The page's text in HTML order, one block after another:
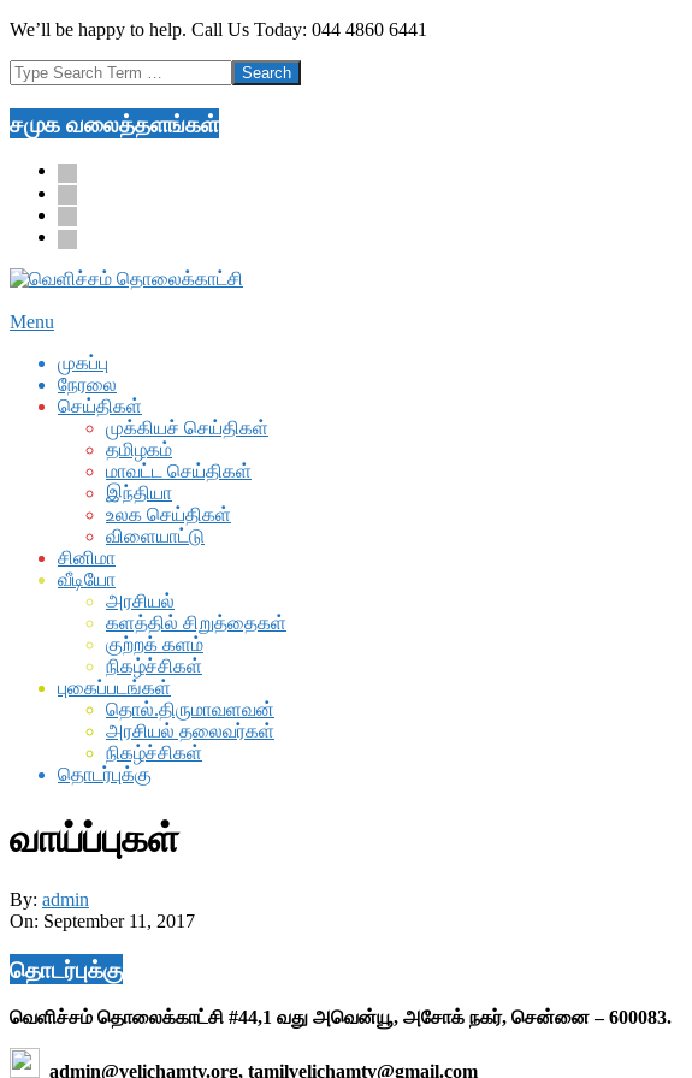
Skip
content
We’ll be happy to help. Call Us Today: 044 4860 6441
Search
சமுக வலைத்தளங்கள்
facebook
twitter
youtube
google
Secondary
Menu
Menu
முகப்பு
நேரலை
செய்திகள்
முக்கியச் செய்திகள்
தமிழகம்
மாவட்ட செய்திகள்
இந்தியா
உலக செய்திகள்
விளையாட்டு
சினிமா
வீடியோ
அரசியல்
களத்தில் சிறுத்தைகள்
குற்றக் களம்
நிகழ்ச்சிகள்
புகைப்படங்கள்
தொல்.திருமாவளவன்
அரசியல் தலைவர்கள்
நிகழ்ச்சிகள்
தொடர்புக்கு
வாய்ப்புகள்
By: admin
On: September 11, 2017
09-
11
தொடர்புக்கு
வெளிச்சம் தொலைக்காட்சி #44,1 வது அவென்யூ, அசோக் நகர், சென்னை – 600083.
admin@velichamtv.org, tamilvelichamtv@gmail.com